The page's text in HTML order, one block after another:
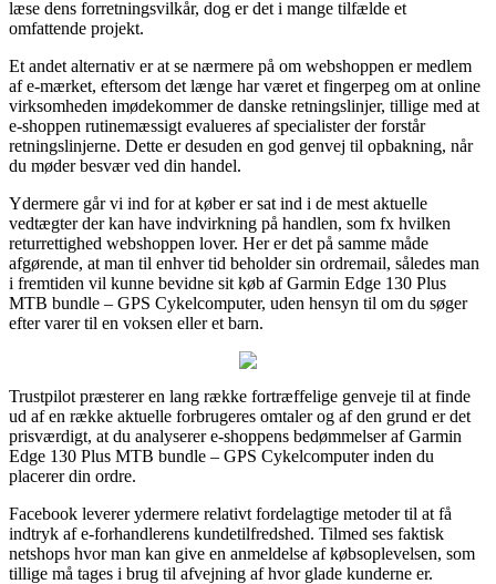
læse dens forretningsvilkår, dog er det i mange tilfælde et
omfattende projekt.
Et andet alternativ er at se nærmere på om webshoppen er medlem
af e-mærket, eftersom det længe har været et fingerpeg om at online
virksomheden imødekommer de danske retningslinjer, tillige med at
e-shoppen rutinemæssigt evalueres af specialister der forstår
retningslinjerne. Dette er desuden en god genvej til opbakning, når
du møder besvær ved din handel.
Ydermere går vi ind for at køber er sat ind i de mest aktuelle
vedtægter der kan have indvirkning på handlen, som fx hvilken
returrettighed webshoppen lover. Her er det på samme måde
afgørende, at man til enhver tid beholder sin ordremail, således man
i fremtiden vil kunne bevidne sit køb af Garmin Edge 130 Plus
MTB bundle – GPS Cykelcomputer, uden hensyn til om du søger
efter varer til en voksen eller et barn.
Trustpilot præsterer en lang række fortræffelige genveje til at finde
ud af en række aktuelle forbrugeres omtaler og af den grund er det
prisværdigt, at du analyserer e-shoppens bedømmelser af Garmin
Edge 130 Plus MTB bundle – GPS Cykelcomputer inden du
placerer din ordre.
Facebook leverer ydermere relativt fordelagtige metoder til at få
indtryk af e-forhandlerens kundetilfredshed. Tilmed ses faktisk
netshops hvor man kan give en anmeldelse af købsoplevelsen, som
tillige må tages i brug til afvejning af hvor glade kunderne er.